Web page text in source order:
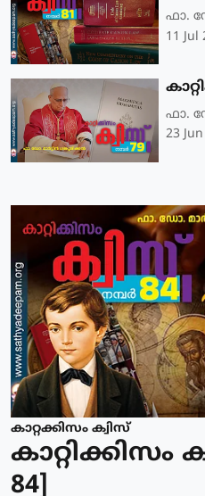
ഫാ.
11 Jul
ഫാ.
23
കാറ്റക്കിസം ക്വിസ്
കാറ്റിക്കിസം
84]